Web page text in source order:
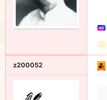
会
z200052